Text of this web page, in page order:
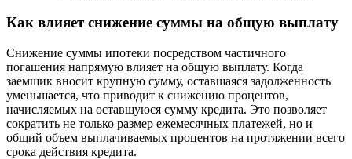
Как влияет снижение суммы на общую выплату
Снижение суммы ипотеки посредством частичного
погашения напрямую влияет на общую выплату. Когда
заемщик вносит крупную сумму, оставшаяся задолженность
уменьшается, что приводит к снижению процентов,
начисляемых на оставшуюся сумму кредита. Это позволяет
сократить не только размер ежемесячных платежей, но и
общий объем выплачиваемых процентов на протяжении всего
срока действия кредита.